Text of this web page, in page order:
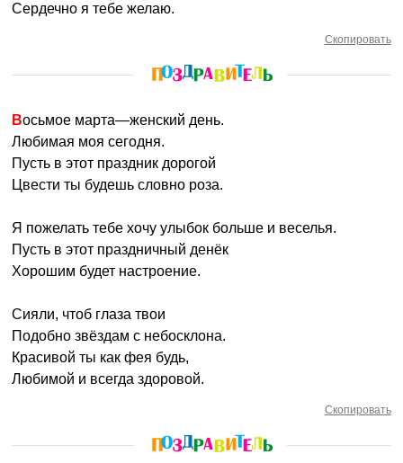
Сердечно я тебе желаю.
Скопировать
Восьмое марта—женский день.
Любимая моя сегодня.
Пусть в этот праздник дорогой
Цвести ты будешь словно роза.
Я пожелать тебе хочу улыбок больше и веселья.
Пусть в этот праздничный денёк
Хорошим будет настроение.
Сияли, чтоб глаза твои
Подобно звёздам с небосклона.
Красивой ты как фея будь,
Любимой и всегда здоровой.
Скопировать